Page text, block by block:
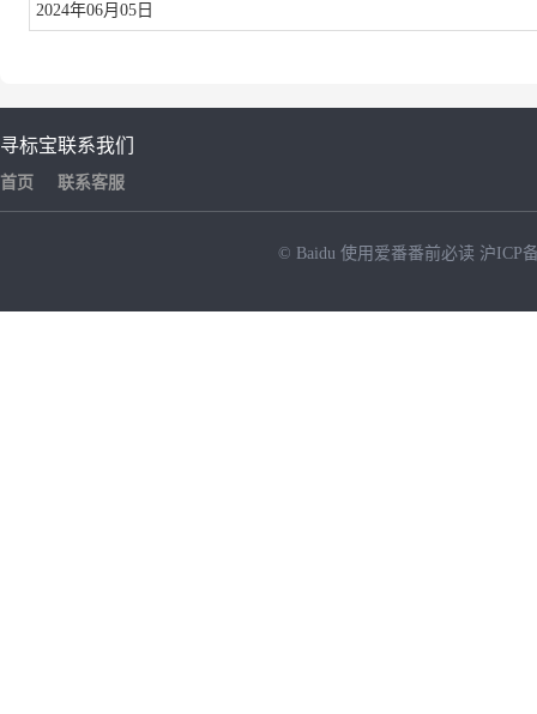
2024年06月05日
寻标宝
首页
联系我们
联系客服
© Baidu 使用爱番番前必读 沪ICP